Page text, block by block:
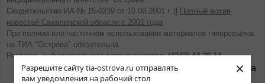
Разрешите сайту tia-ostrova.ru отправлять
вам уведомления на рабочий стол
×
Свидетельство ИА № 15-0239 от 10.08.2001 г. ||
Полный архив
новостей Сахалинской области с 2001 года
При полном или частичном использовании материалов гиперссылка
на ТИА "Острова" обязательна.
Реклама, информационное сотрудничество:(4242) 44-28-14.